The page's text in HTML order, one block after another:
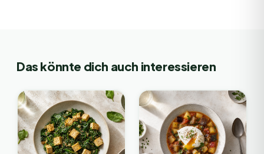
Das könnte dich auch interessieren